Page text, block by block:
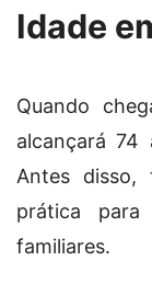
Idade
Quando
alcançará 74
Antes disso,
prática para
familiares.